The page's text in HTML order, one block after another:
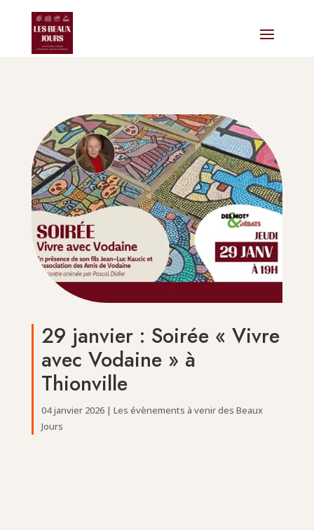
29 janvier : Soirée « Vivre
avec Vodaine » à
Thionville
04 janvier 2026| Les évènements à venir des Beaux
Jours